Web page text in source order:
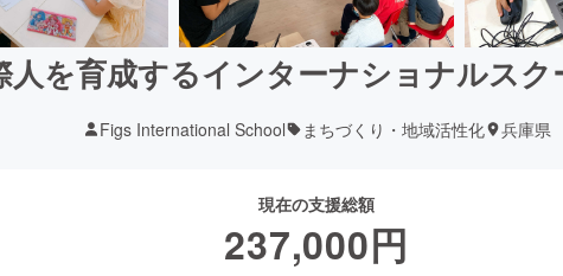
人を育成するインターナショナルスク
Figs International School まちづくり・地域活性化 兵庫県
現在の支援総額
237,000円